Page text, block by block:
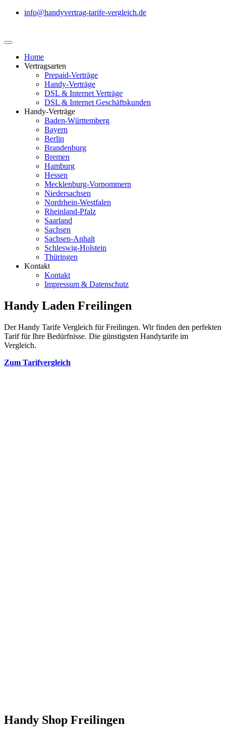
info@handyvertrag-tarife-vergleich.de
Home
Vertragsarten
Prepaid-Verträge
Handy-Verträge
DSL & Internet Verträge
DSL & Internet Geschäftskunden
Handy-Verträge
Baden-Württemberg
Bayern
Berlin
Brandenburg
Bremen
Hamburg
Hessen
Mecklenburg-Vorpommern
Niedersachsen
Nordrhein-Westfalen
Rheinland-Pfalz
Saarland
Sachsen
Sachsen-Anhalt
Schleswig-Holstein
Thüringen
Kontakt
Kontakt
Impressum & Datenschutz
Handy Laden Freilingen
Der Handy Tarife Vergleich für Freilingen. Wir finden den perfekten
Tarif für Ihre Bedürfnisse. Die günstigsten Handytarife im
Vergleich.
Zum Tarifvergleich
Handy Shop Freilingen